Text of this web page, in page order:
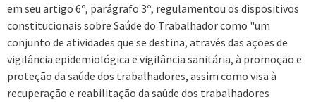
em seu artigo 6º, parágrafo 3º, regulamentou os dispositivos
constitucionais sobre Saúde do Trabalhador como "um
conjunto de atividades que se destina, através das ações de
vigilância epidemiológica e vigilância sanitária, à promoção e
proteção da saúde dos trabalhadores, assim como visa à
recuperação e reabilitação da saúde dos trabalhadores